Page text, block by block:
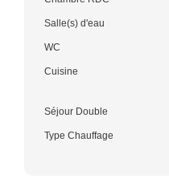
Salle(s) d'eau
WC
Cuisine
Séjour Double
Type Chauffage